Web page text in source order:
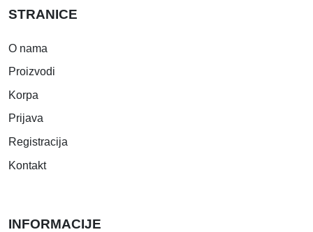
STRANICE
O nama
Proizvodi
Korpa
Prijava
Registracija
Kontakt
INFORMACIJE